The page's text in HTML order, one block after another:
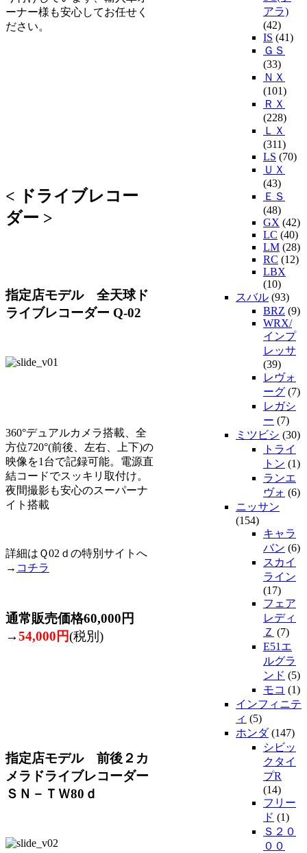
ーナー様も安心してお任せく
ださい。
<
ドライブレコー
ダー >
指定店モデル 全天球ド
ライブレコーダー Q-02
360°デュアルカメラ搭載、全
方位720°(前後、左右、上下)の
映像を1台で記録可能。電源直
結コードでスッキリ取付け。
夜間撮影も安心のスーパーナ
イト搭載
詳細はＱ02ｄの特別サイトへ
→ コチラ
通常販売価格60,000円
→54,000円(税別)
指定店モデル 前後２カ
メラドライブレコーダー
ＳＮ－ＴＷ80ｄ
アラ)
(42)
IS (41)
ＧＳ
(33)
ＮＸ
(101)
ＲＸ
(228)
ＬＸ
(311)
LS (70)
ＵＸ
(43)
ＥＳ
(48)
GX (42)
LC (40)
LM (28)
RC (12)
LBX
(10)
スバル (93)
BRZ (9)
WRX/
インプ
レッサ
(39)
レヴォ
ーグ (7)
レガシ
ー (7)
ミツビシ (30)
トライ
トン (1)
ランエ
ヴォ (6)
ニッサン
(154)
キャラ
バン (6)
スカイ
ライン
(17)
フェア
レディ
Ｚ (7)
E51エ
ルグラ
ンド (5)
モコ (1)
インフィニテ
ィ (5)
ホンダ(147)
シビッ
クタイ
プR
(14)
フリー
ド (1)
Ｓ２０
００